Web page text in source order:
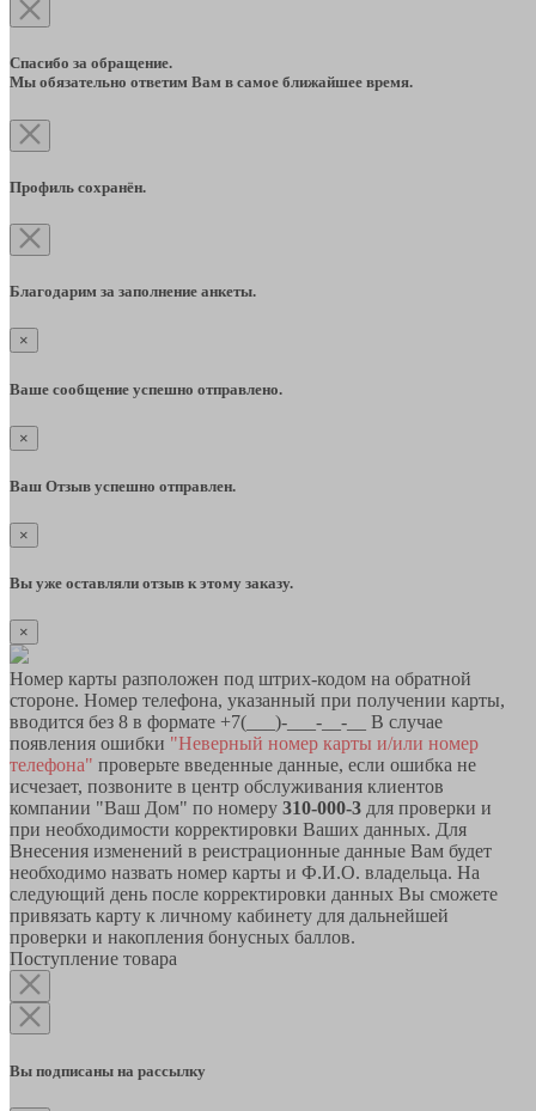
Спасибо за обращение.
Мы обязательно ответим Вам в самое ближайшее время.
Профиль сохранён.
Благодарим за заполнение анкеты.
×
Ваше сообщение успешно отправлено.
×
Ваш Отзыв успешно отправлен.
×
Вы уже оставляли отзыв к этому заказу.
×
Номер карты разположен под штрих-кодом на обратной
стороне. Номер телефона, указанный при получении карты,
вводится без 8 в формате +7(___)-___-__-__ В случае
появления ошибки "Неверный номер карты и/или номер
телефона" проверьте введенные данные, если ошибка не
исчезает, позвоните в центр обслуживания клиентов
компании "Ваш Дом" по номеру 310-000-3 для проверки и
при необходимости корректировки Ваших данных. Для
Внесения изменений в реистрационные данные Вам будет
необходимо назвать номер карты и Ф.И.О. владельца. На
следующий день после корректировки данных Вы сможете
привязать карту к личному кабинету для дальнейшей
проверки и накопления бонусных баллов.
Поступление товара
Вы подписаны на рассылку